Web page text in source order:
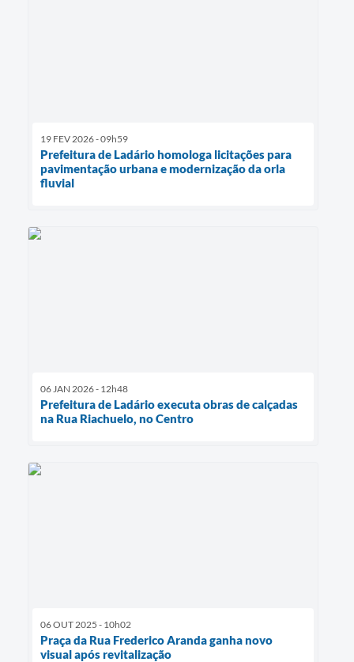
19 FEV 2026 - 09h59
Prefeitura de Ladário homologa licitações para
pavimentação urbana e modernização da orla
fluvial
06 JAN 2026 - 12h48
Prefeitura de Ladário executa obras de calçadas
na Rua Riachuelo, no Centro
06 OUT 2025 - 10h02
Praça da Rua Frederico Aranda ganha novo
visual após revitalização